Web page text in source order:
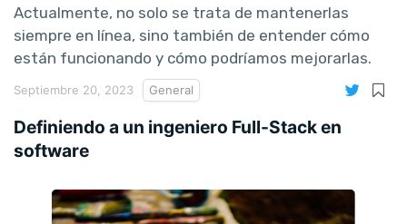
Actualmente, no solo se trata de mantenerlas
siempre en línea, sino también de entender cómo
están funcionando y cómo podríamos mejorarlas.
Septiembre 20, 2023 General
Definiendo a un ingeniero Full-Stack en
software